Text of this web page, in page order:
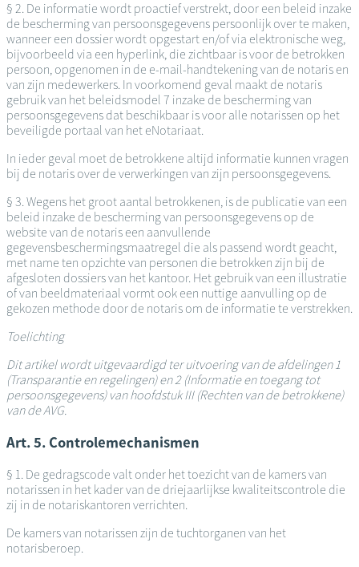
§ 2. De informatie wordt proactief verstrekt, door een beleid inzake
de bescherming van persoonsgegevens persoonlijk over te maken,
wanneer een dossier wordt opgestart en/of via elektronische weg,
bijvoorbeeld via een hyperlink, die zichtbaar is voor de betrokken
persoon, opgenomen in de e-mail-handtekening van de notaris en
van zijn medewerkers. In voorkomend geval maakt de notaris
gebruik van het beleidsmodel 7 inzake de bescherming van
persoonsgegevens dat beschikbaar is voor alle notarissen op het
beveiligde portaal van het eNotariaat.
In ieder geval moet de betrokkene altijd informatie kunnen vragen
bij de notaris over de verwerkingen van zijn persoonsgegevens.
§ 3. Wegens het groot aantal betrokkenen, is de publicatie van een
beleid inzake de bescherming van persoonsgegevens op de
website van de notaris een aanvullende
gegevensbeschermingsmaatregel die als passend wordt geacht,
met name ten opzichte van personen die betrokken zijn bij de
afgesloten dossiers van het kantoor. Het gebruik van een illustratie
of van beeldmateriaal vormt ook een nuttige aanvulling op de
gekozen methode door de notaris om de informatie te verstrekken.
Toelichting
Dit artikel wordt uitgevaardigd ter uitvoering van de afdelingen 1
(Transparantie en regelingen) en 2 (Informatie en toegang tot
persoonsgegevens) van hoofdstuk III (Rechten van de betrokkene)
van de AVG.
Art. 5. Controlemechanismen
§ 1. De gedragscode valt onder het toezicht van de kamers van
notarissen in het kader van de driejaarlijkse kwaliteitscontrole die
zij in de notariskantoren verrichten.
De kamers van notarissen zijn de tuchtorganen van het
notarisberoep.